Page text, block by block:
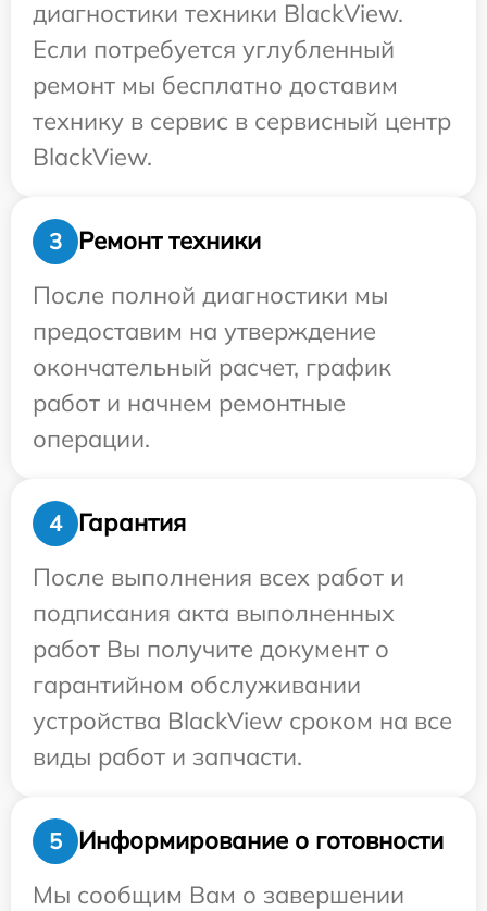
диагностики техники BlackView.
Если потребуется углубленный
ремонт мы бесплатно доставим
технику в сервис в сервисный центр
BlackView.
3
Ремонт техники
После полной диагностики мы
предоставим на утверждение
окончательный расчет, график
работ и начнем ремонтные
операции.
4
Гарантия
После выполнения всех работ и
подписания акта выполненных
работ Вы получите документ о
гарантийном обслуживании
устройства BlackView сроком на все
виды работ и запчасти.
5
Информирование о готовности
Мы сообщим Вам о завершении